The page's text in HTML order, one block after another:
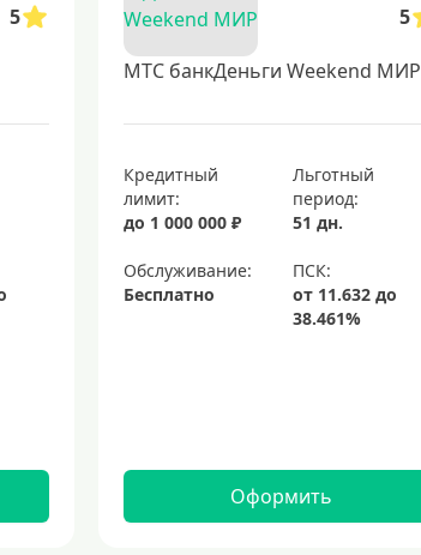
5 5
МТС банкДеньги Weekend МИР
Кредитный
лимит:
до 1 000 000 ₽
Льготный
период:
51 дн.
Обслуживание:
Бесплатно
Оформить